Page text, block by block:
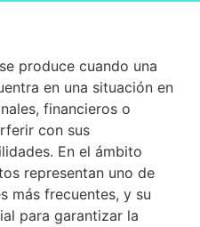
produce cuando una
en una situación en
financieros o
con sus
En el ámbito
representan uno de
más frecuentes, y su
para garantizar la